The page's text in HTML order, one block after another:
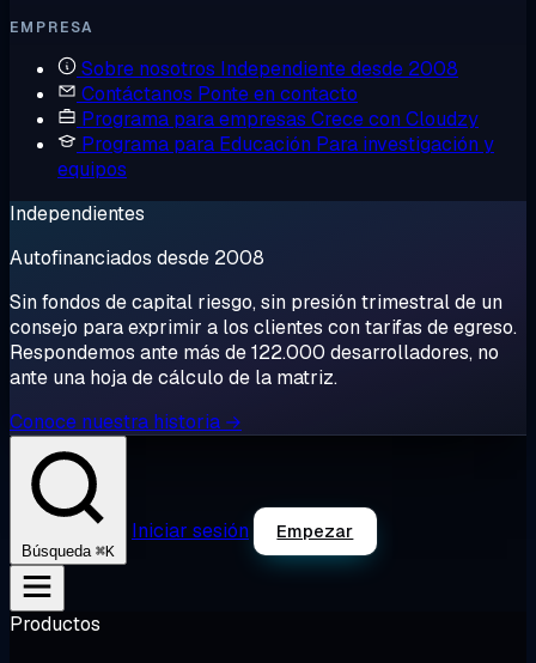
EMPRESA
Sobre nosotros Independiente desde 2008
Contáctanos Ponte en contacto
Programa para empresas Crece con Cloudzy
Programa para Educación Para investigación y
equipos
Independientes
Autofinanciados desde 2008
Sin fondos de capital riesgo, sin presión trimestral de un
consejo para exprimir a los clientes con tarifas de egreso.
Respondemos ante más de 122.000 desarrolladores, no
ante una hoja de cálculo de la matriz.
Conoce nuestra historia →
Búsqueda ⌘K
Iniciar sesión Empezar
Productos